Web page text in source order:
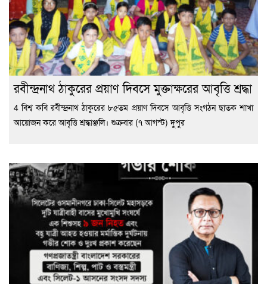
রবীন্দ্রনাথ ঠাকুরের প্রয়াণ দিবসে মুক্তাক্ষরের আবৃত্তি শ্রদ্ধা
4 বিশ্ব কবি রবীন্দ্রনাথ ঠাকুরের ৮৫তম প্রয়াণ দিবসে আবৃত্তি সংগঠন ছাতক শাখা
আয়োজন করে আবৃত্তি শ্রদ্ধাঞ্জলি। শুক্রবার (৭ আগস্ট) দুপুর